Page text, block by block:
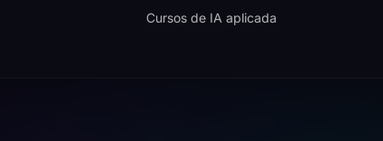
Cursos de IA aplicada